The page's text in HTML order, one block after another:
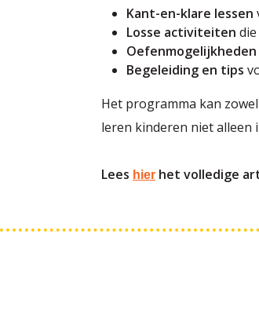
Kant-en-klare lessen
Losse activiteiten
Begeleiding en tips
Het programma kan
leren kinderen niet alleen
Lees hier het volledige